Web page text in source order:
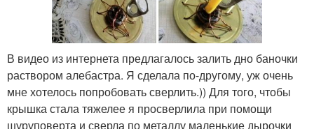
В видео из интернета предлагалось залить дно баночки
раствором алебастра. Я сделала по-другому, уж очень
мне хотелось попробовать сверлить.)) Для того, чтобы
крышка стала тяжелее я просверлила при помощи
шуруповерта и сверла по металлу маленькие дырочки